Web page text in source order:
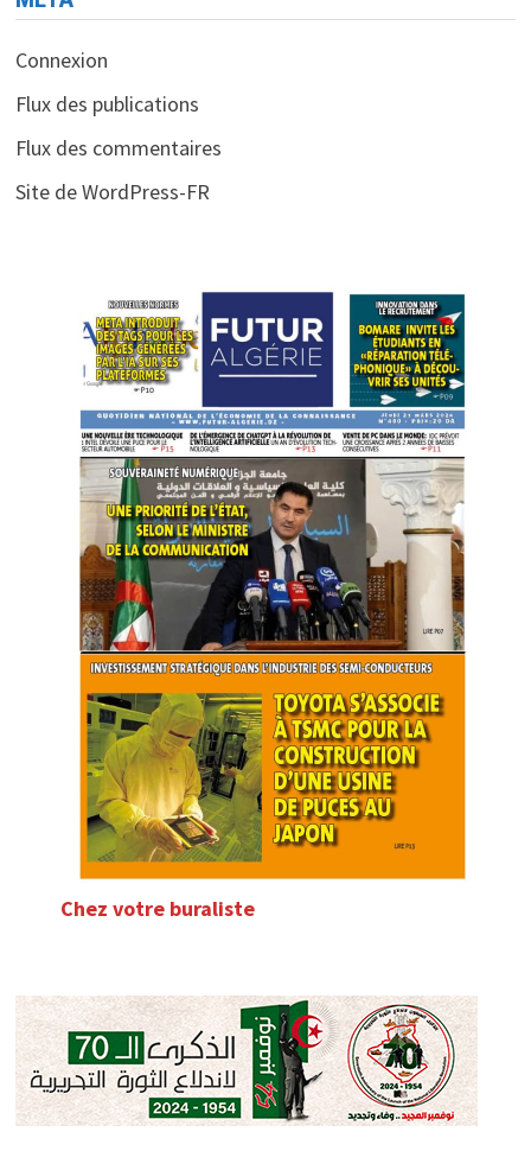
Connexion
Flux des publications
Flux des commentaires
Site de WordPress-FR
Chez votre buraliste